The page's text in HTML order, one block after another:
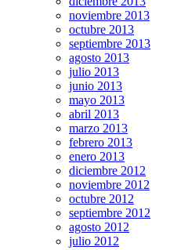
noviembre 2013
octubre 2013
septiembre 2013
agosto 2013
julio 2013
junio 2013
mayo 2013
abril 2013
marzo 2013
febrero 2013
enero 2013
diciembre 2012
noviembre 2012
octubre 2012
septiembre 2012
agosto 2012
julio 2012